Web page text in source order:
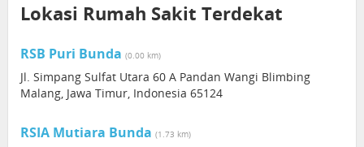
Lokasi Rumah Sakit Terdekat
RSB Puri Bunda (0.00 km)
Jl. Simpang Sulfat Utara 60 A Pandan Wangi Blimbing
Malang, Jawa Timur, Indonesia 65124
RSIA Mutiara Bunda (1.73 km)